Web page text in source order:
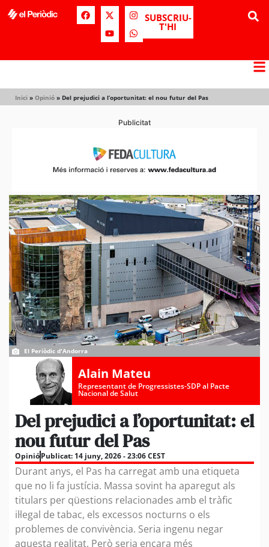
SUBSCRIU-
T'HI
Inici » Opinió » Del prejudici a l’oportunitat: el nou futur del Pas
Publicitat
El Periòdic d'Andorra
Alain Mateu
Representant de Progressistes-SDP al Pacte
Nacional de Salut
Del prejudici a l’oportunitat: el
nou futur del Pas
OpinióPublicat: 14 juny, 2026 - 23:06 CEST
Durant anys, el Pas ha carregat amb una etiqueta
que no li fa justícia. Massa sovint ha aparegut als
titulars per qüestions relacionades amb el tràfic
il·legal de tabac, els excessos nocturns o els
problemes de convivència. Seria ingenu negar
aquesta realitat. Però seria encara més